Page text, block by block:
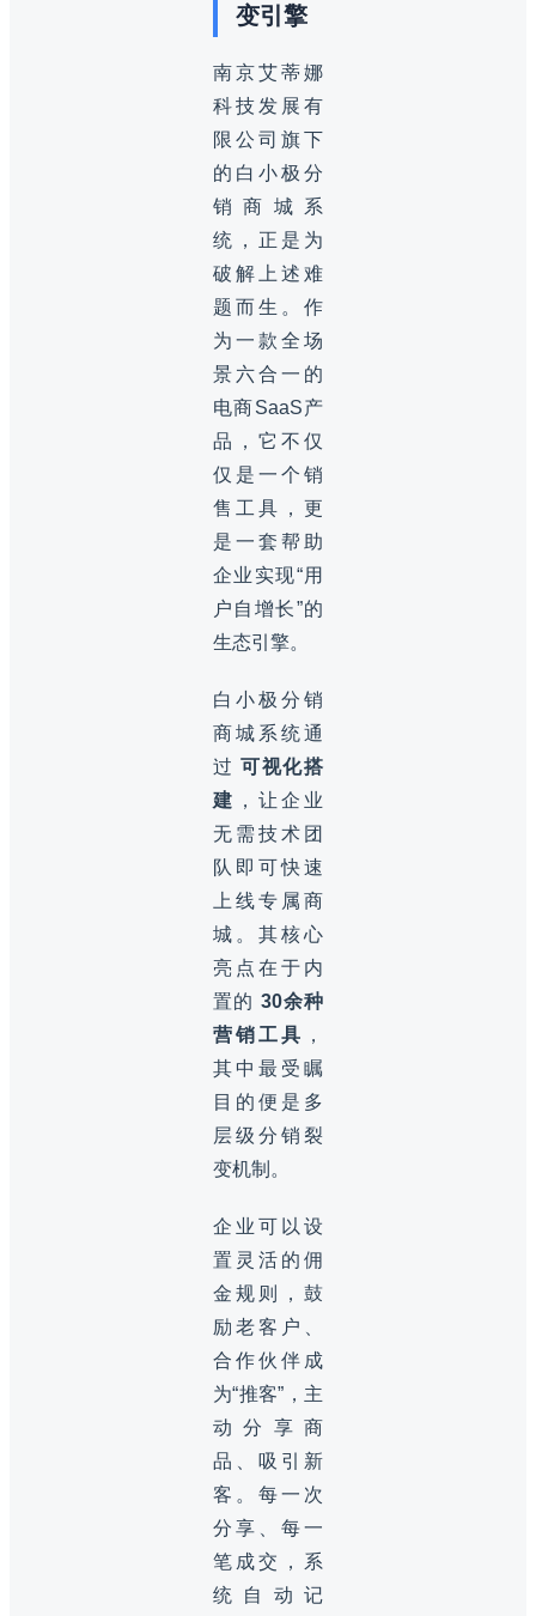
变引擎
南京艾蒂娜
科技发展有
限公司旗下
的白小极分
销商城系
统，正是为
破解上述难
题而生。作
为一款全场
景六合一的
电商SaaS产
品，它不仅
仅是一个销
售工具，更
是一套帮助
企业实现“用
户自增长”的
生态引擎。
白小极分销
商城系统通
过可视化搭
建 ，让企业
无需技术团
队即可快速
上线专属商
城。其核心
亮点在于内
置的 30余种
营销工具 ，
其中最受瞩
目的便是多
层级分销裂
变机制。
企业可以设
置灵活的佣
金规则，鼓
励老客户、
合作伙伴成
为“推客”，主
动分享商
品、吸引新
客。每一次
分享、每一
笔成交，系
统自动记